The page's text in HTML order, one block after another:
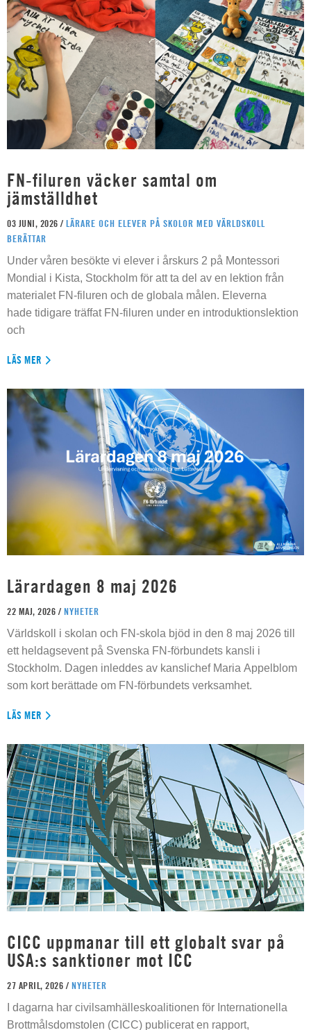
FN-filuren väcker samtal om
jämställdhet
03 JUNI, 2026 / LÄRARE OCH ELEVER PÅ SKOLOR MED VÄRLDSKOLL
BERÄTTAR
Under våren besökte vi elever i årskurs 2 på Montessori
Mondial i Kista, Stockholm för att ta del av en lektion från
materialet FN-filuren och de globala målen. Eleverna
hade tidigare träffat FN-filuren under en introduktionslektion
och
LÄS MER
Lärardagen 8 maj 2026
22 MAJ, 2026 / NYHETER
Världskoll i skolan och FN-skola bjöd in den 8 maj 2026 till
ett heldagsevent på Svenska FN-förbundets kansli i
Stockholm. Dagen inleddes av kanslichef Maria Appelblom
som kort berättade om FN-förbundets verksamhet.
LÄS MER
CICC uppmanar till ett globalt svar på
USA:s sanktioner mot ICC
27 APRIL, 2026 / NYHETER
I dagarna har civilsamhälleskoalitionen för Internationella
Brottmålsdomstolen (CICC) publicerat en rapport,